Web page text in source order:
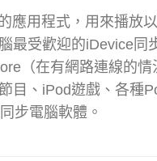
應用程式，用來播放
最受歡迎的iDevice同
（在有網路連線的
目、iPod遊戲、各種
步電腦軟體。